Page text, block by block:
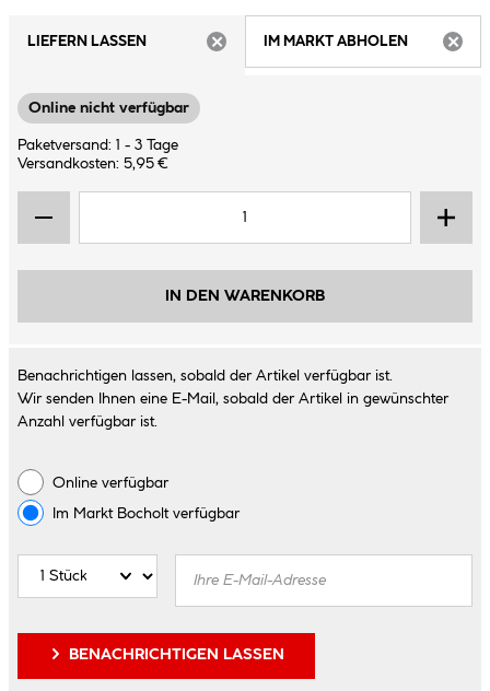
LIEFERN LASSEN
IM MARKT ABHOLEN
Online nicht verfügbar
Paketversand: 1 - 3 Tage
Versandkosten: 5,95 €
IN DEN WARENKORB
Benachrichtigen lassen, sobald der Artikel verfügbar ist.
Wir senden Ihnen eine E-Mail, sobald der Artikel in gewünschter
Anzahl verfügbar ist.
Online verfügbar
Im Markt Bocholtverfügbar
BENACHRICHTIGEN LASSEN